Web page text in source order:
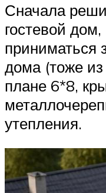
Сначала
гостевой
приниматься
дома (тоже
плане 6*8,
утепления.